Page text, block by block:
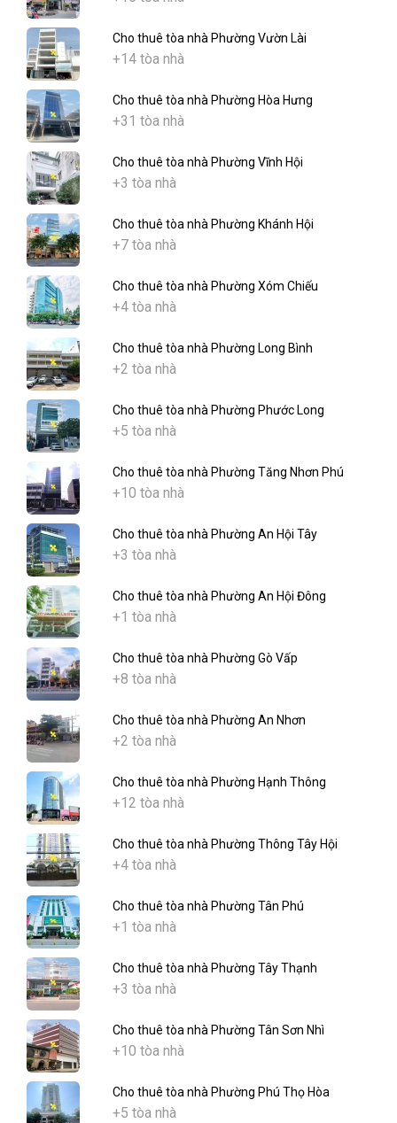
Cho thuê tòa nhà Phường Vườn Lài
+14 tòa nhà
Cho thuê tòa nhà Phường Hòa Hưng
+31 tòa nhà
Cho thuê tòa nhà Phường Vĩnh Hội
+3 tòa nhà
Cho thuê tòa nhà Phường Khánh Hội
+7 tòa nhà
Cho thuê tòa nhà Phường Xóm Chiếu
+4 tòa nhà
Cho thuê tòa nhà Phường Long Bình
+2 tòa nhà
Cho thuê tòa nhà Phường Phước Long
+5 tòa nhà
Cho thuê tòa nhà Phường Tăng Nhơn Phú
+10 tòa nhà
Cho thuê tòa nhà Phường An Hội Tây
+3 tòa nhà
Cho thuê tòa nhà Phường An Hội Đông
+1 tòa nhà
Cho thuê tòa nhà Phường Gò Vấp
+8 tòa nhà
Cho thuê tòa nhà Phường An Nhơn
+2 tòa nhà
Cho thuê tòa nhà Phường Hạnh Thông
+12 tòa nhà
Cho thuê tòa nhà Phường Thông Tây Hội
+4 tòa nhà
Cho thuê tòa nhà Phường Tân Phú
+1 tòa nhà
Cho thuê tòa nhà Phường Tây Thạnh
+3 tòa nhà
Cho thuê tòa nhà Phường Tân Sơn Nhì
+10 tòa nhà
Cho thuê tòa nhà Phường Phú Thọ Hòa
+5 tòa nhà